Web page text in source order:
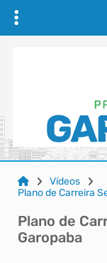
Vídeos
Plano de Carreira
Plano de
Garopaba